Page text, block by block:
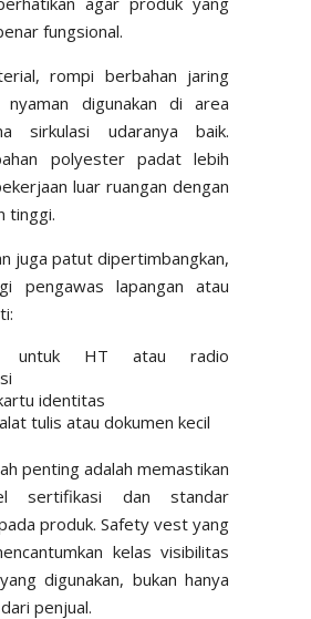
fungsional.
rompi berbahan jaring
digunakan di area
sirkulasi udaranya baik.
polyester padat lebih
luar ruangan dengan
tinggi.
juga patut dipertimbangkan,
pengawas lapangan atau
untuk HT atau radio
identitas
tulis atau dokumen kecil
penting adalah memastikan
sertifikasi dan standar
produk. Safety vest yang
kelas visibilitas
digunakan, bukan hanya
penjual.